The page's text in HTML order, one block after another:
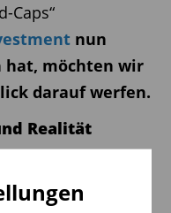
Caps“
nun
hat, möchten wir
darauf werfen.
Realität
einfachen